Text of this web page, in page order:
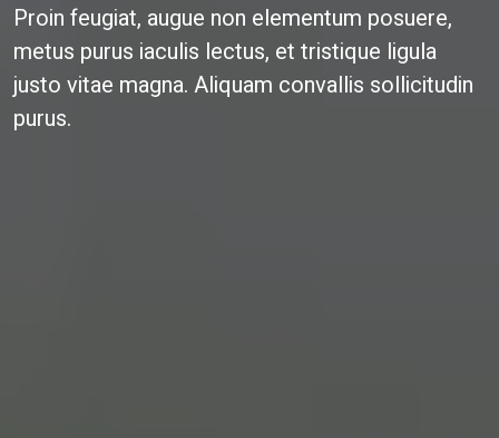
Proin feugiat, augue non elementum posuere,
metus purus iaculis lectus, et tristique ligula
justo vitae magna. Aliquam convallis sollicitudin
purus.